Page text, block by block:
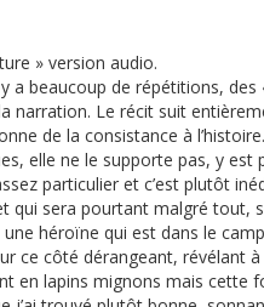
» version audio.
a beaucoup de répétitions,
narration. Le récit suit
de la consistance à
elle ne le supporte pas, y
particulier et c’est plutôt
sera pourtant malgré tout,
une héroïne qui est dans le
ce côté dérangeant,
lapins mignons mais cette